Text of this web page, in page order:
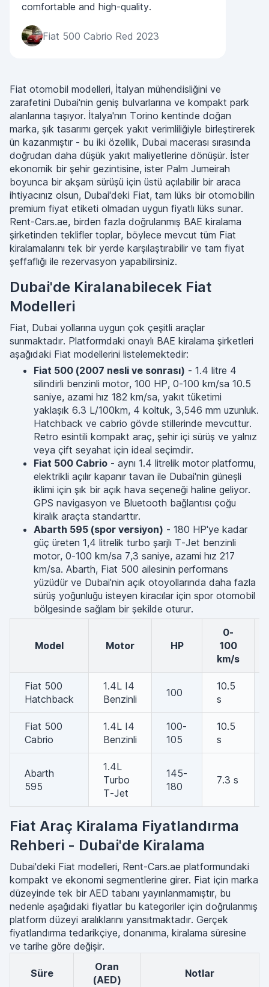
comfortable and high-quality.
Fiat 500 Cabrio Red 2023
Fiat otomobil modelleri, İtalyan mühendisliğini ve
zarafetini Dubai'nin geniş bulvarlarına ve kompakt park
alanlarına taşıyor. İtalya'nın Torino kentinde doğan
marka, şık tasarımı gerçek yakıt verimliliğiyle birleştirerek
ün kazanmıştır - bu iki özellik, Dubai macerası sırasında
doğrudan daha düşük yakıt maliyetlerine dönüşür. İster
ekonomik bir şehir gezintisine, ister Palm Jumeirah
boyunca bir akşam sürüşü için üstü açılabilir bir araca
ihtiyacınız olsun, Dubai'deki Fiat, tam lüks bir otomobilin
premium fiyat etiketi olmadan uygun fiyatlı lüks sunar.
Rent-Cars.ae, birden fazla doğrulanmış BAE kiralama
şirketinden teklifler toplar, böylece mevcut tüm Fiat
kiralamalarını tek bir yerde karşılaştırabilir ve tam fiyat
şeffaflığı ile rezervasyon yapabilirsiniz.
Dubai'de Kiralanabilecek Fiat
Modelleri
Fiat, Dubai yollarına uygun çok çeşitli araçlar
sunmaktadır. Platformdaki onaylı BAE kiralama şirketleri
aşağıdaki Fiat modellerini listelemektedir:
Fiat 500 (2007 nesli ve sonrası) - 1.4 litre 4
silindirli benzinli motor, 100 HP, 0-100 km/sa 10.5
saniye, azami hız 182 km/sa, yakıt tüketimi
yaklaşık 6.3 L/100km, 4 koltuk, 3,546 mm uzunluk.
Hatchback ve cabrio gövde stillerinde mevcuttur.
Retro esintili kompakt araç, şehir içi sürüş ve yalnız
veya çift seyahat için ideal seçimdir.
Fiat 500 Cabrio - aynı 1.4 litrelik motor platformu,
elektrikli açılır kapanır tavan ile Dubai'nin güneşli
iklimi için şık bir açık hava seçeneği haline geliyor.
GPS navigasyon ve Bluetooth bağlantısı çoğu
kiralık araçta standarttır.
Abarth 595 (spor versiyon) - 180 HP'ye kadar
güç üreten 1,4 litrelik turbo şarjlı T-Jet benzinli
motor, 0-100 km/sa 7,3 saniye, azami hız 217
km/sa. Abarth, Fiat 500 ailesinin performans
yüzüdür ve Dubai'nin açık otoyollarında daha fazla
sürüş yoğunluğu isteyen kiracılar için spor otomobil
bölgesinde sağlam bir şekilde oturur.
Model Motor HP
0-
100
km/s
Fiat 500
Hatchback
1.4L I4
Benzinli
100
10.5
s
Fiat 500
Cabrio
1.4L I4
Benzinli
100-
105
10.5
s
Abarth
595
1.4L
Turbo
T-Jet
145-
180
7.3 s
Fiat Araç Kiralama Fiyatlandırma
Rehberi - Dubai'de Kiralama
Dubai'deki Fiat modelleri, Rent-Cars.ae platformundaki
kompakt ve ekonomi segmentlerine girer. Fiat için marka
düzeyinde tek bir AED tabanı yayınlanmamıştır, bu
nedenle aşağıdaki fiyatlar bu kategoriler için doğrulanmış
platform düzeyi aralıklarını yansıtmaktadır. Gerçek
fiyatlandırma tedarikçiye, donanıma, kiralama süresine
ve tarihe göre değişir.
Süre
Oran
(AED)
Notlar